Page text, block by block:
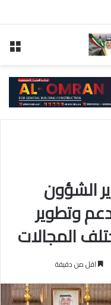
الشؤون
وتطوير
المجالات
اقل من دقيقة